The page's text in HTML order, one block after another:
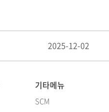
2025-12-02
기타메뉴
SCM